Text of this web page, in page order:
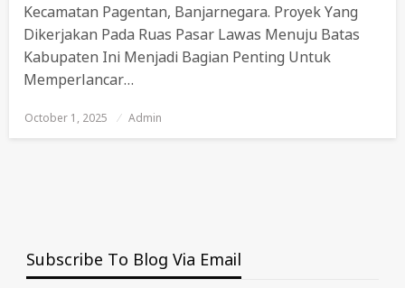
Kecamatan Pagentan, Banjarnegara. Proyek Yang
Dikerjakan Pada Ruas Pasar Lawas Menuju Batas
Kabupaten Ini Menjadi Bagian Penting Untuk
Memperlancar…
Posted
October 1, 2025 Admin
Subscribe To Blog Via Email